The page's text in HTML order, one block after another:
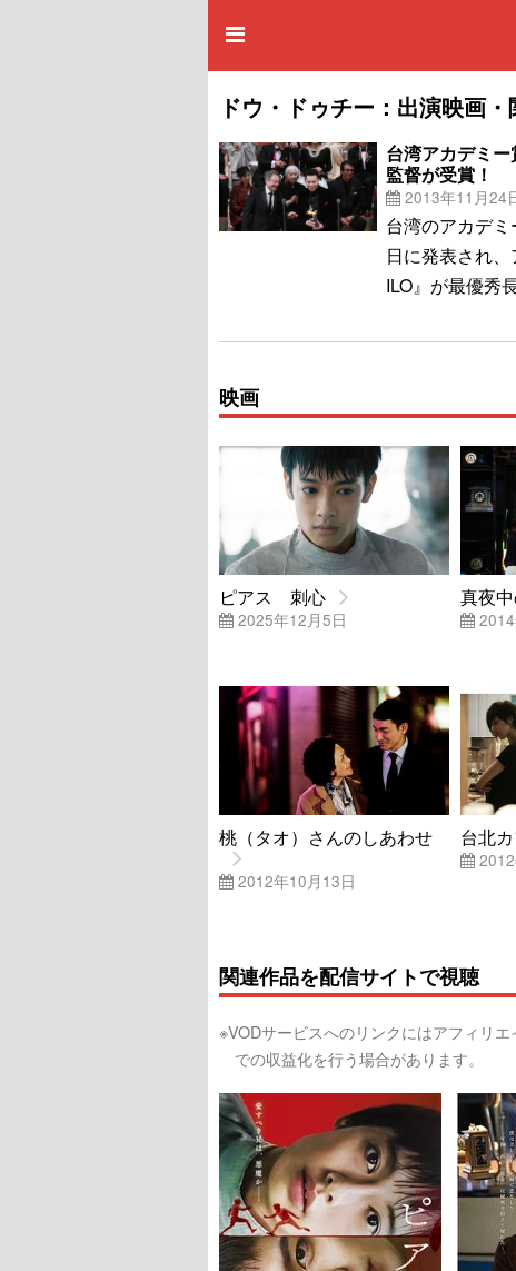
ドウ・ドゥチー：出演映画
台湾アカデミ
監督が受賞！
2013年11月24
台湾のアカデ
日に発表され
ILO』が最優秀
映画
ピアス 刺心
2025年12月5日
真夜
2014
桃（タオ）さんのしあわせ
2012年10月13日
台北
2012
関連作品を配信サイトで視聴
※VODサービスへのリンクにはアフィリ
での収益化を行う場合があります。